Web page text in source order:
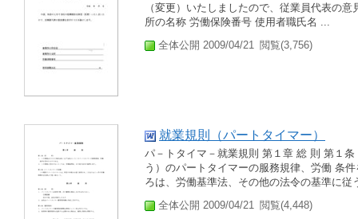
（変更）いたしましたので、従業員代表の
所の名称 労働保険番号 使用者職氏名 ...
全体公開 2009/04/21 閲覧(3,756)
就業規則（パートタイマー）
パ－トタイマ－就業規則 第１章 総 則 第１
う）のパートタイマーの服務規律、労働 条
ろは、労働基準法、その他の法令の基準に従
全体公開 2009/04/21 閲覧(4,448)